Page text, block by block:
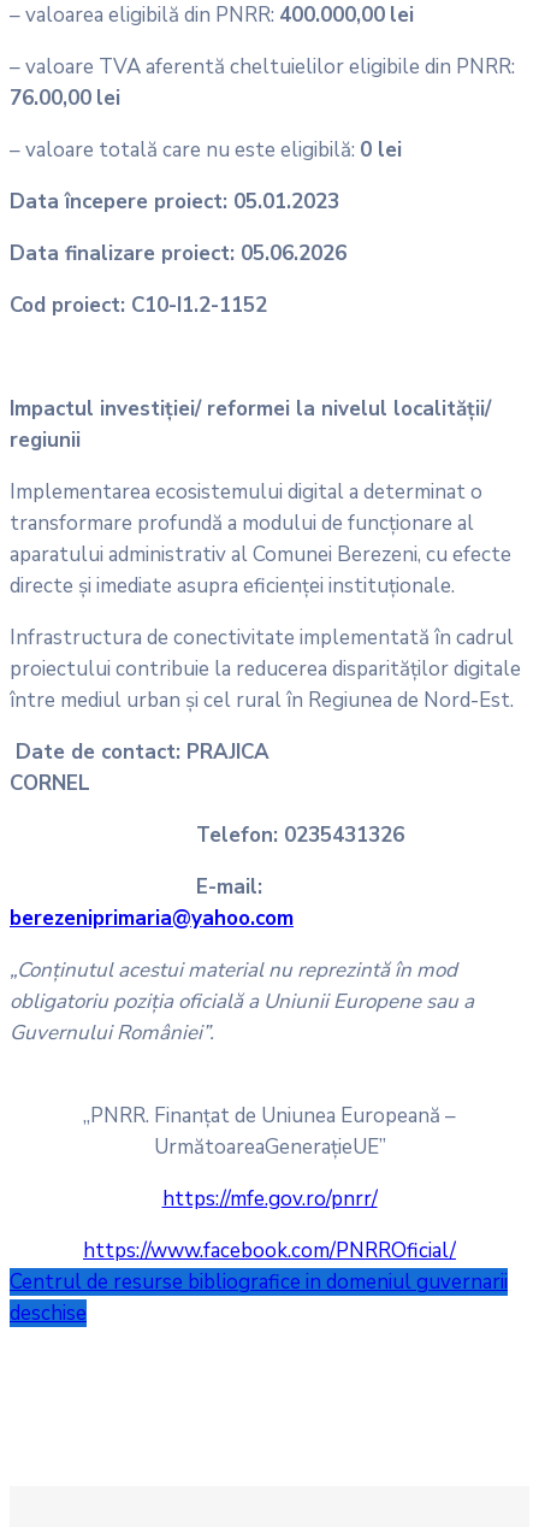
– valoarea eligibilă din PNRR: 400.000,00 lei
– valoare TVA aferentă cheltuielilor eligibile din PNRR:
76.00,00 lei
– valoare totală care nu este eligibilă: 0 lei
Data începere proiect: 05.01.2023
Data finalizare proiect: 05.06.2026
Cod proiect: C10-I1.2-1152
Impactul investiției/ reformei la nivelul localității/
regiunii
Implementarea ecosistemului digital a determinat o
transformare profundă a modului de funcționare al
aparatului administrativ al Comunei Berezeni, cu efecte
directe și imediate asupra eficienței instituționale.
Infrastructura de conectivitate implementată în cadrul
proiectului contribuie la reducerea disparităților digitale
între mediul urban și cel rural în Regiunea de Nord-Est.
Date de contact: PRAJICA
CORNEL
Telefon: 0235431326
E-mail:
berezeniprimaria@yahoo.com
„Conținutul acestui material nu reprezintă în mod
obligatoriu poziția oficială a Uniunii Europene sau a
Guvernului României”.
„PNRR. Finanțat de Uniunea Europeană –
UrmătoareaGenerațieUE”
https://mfe.gov.ro/pnrr/
https://www.facebook.com/PNRROficial/
Centrul de resurse bibliografice in domeniul guvernarii
deschise